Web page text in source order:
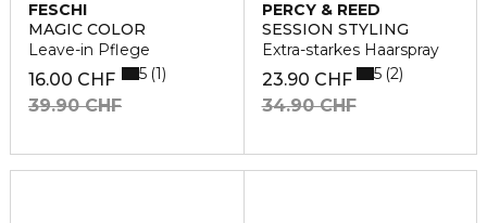
FESCHI
MAGIC COLOR
Leave-in Pflege
16.00 CHF
39.90 CHF
5 1
PERCY & REED
SESSION STYLING
Extra-starkes Haarspray
23.90 CHF
34.90 CHF
5 2